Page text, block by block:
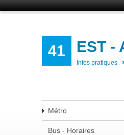
41 EST -
Infos pratiques
Métro
Bus - Horaires